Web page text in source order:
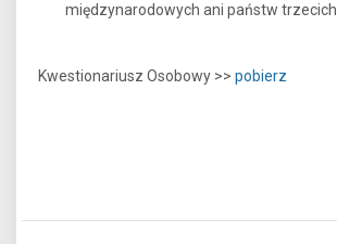
międzynarodowych ani państw trzecich.
Kwestionariusz Osobowy >> pobierz